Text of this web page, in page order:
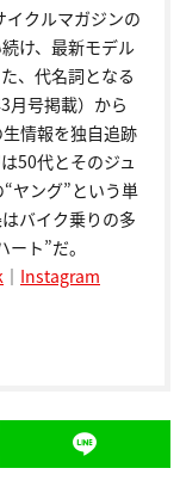
クルマガジンの
け、最新モデル
、代名詞となる
月号掲載）から
情報を独自追跡
50代とそのジュ
ヤング”という単
バイク乗りの多
ト”だ。
｜ Instagram